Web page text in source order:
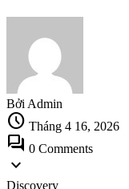
Bởi Admin
schedule Tháng 4 16, 2026
forum 0 Comments
expand_more
Discovery